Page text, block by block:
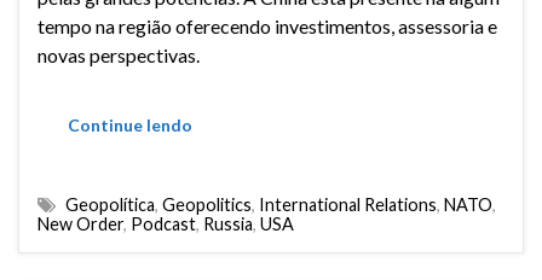
tempo na região oferecendo investimentos, assessoria e
novas perspectivas.
Continue lendo
Geopolítica, Geopolitics, International Relations, NATO,
New Order, Podcast, Russia, USA